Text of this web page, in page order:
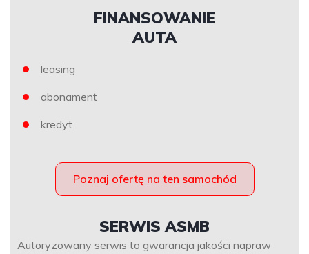
FINANSOWANIE
AUTA
leasing
abonament
kredyt
Poznaj ofertę na ten samochód
SERWIS ASMB
Autoryzowany serwis to gwarancja jakości napraw